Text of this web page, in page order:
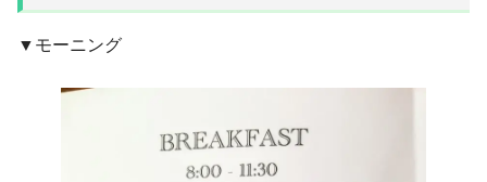
▼モーニング